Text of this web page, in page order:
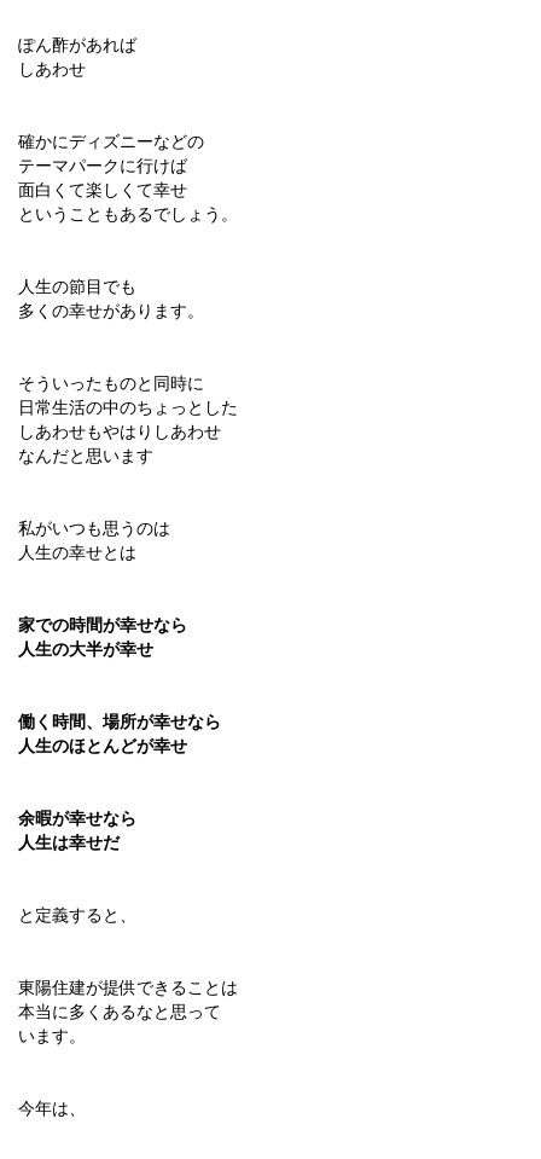
ぽん酢があれば
しあわせ
確かにディズニーなどの
テーマパークに行けば
面白くて楽しくて幸せ
ということもあるでしょう。
人生の節目でも
多くの幸せがあります。
そういったものと同時に
日常生活の中のちょっとした
しあわせもやはりしあわせ
なんだと思います
私がいつも思うのは
人生の幸せとは
家での時間が幸せなら
人生の大半が幸せ
働く時間、場所が幸せなら
人生のほとんどが幸せ
余暇が幸せなら
人生は幸せだ
と定義すると、
東陽住建が提供できることは
本当に多くあるなと思って
います。
今年は、